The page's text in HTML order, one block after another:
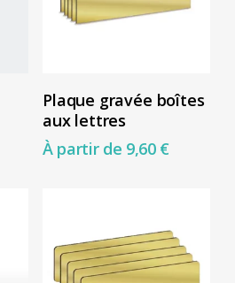
peuvent
sur
la
page
Choix Des Options
produit
a
options
peuvent
Plaque gravée boîtes
aux lettres
À partir de 9,60 €